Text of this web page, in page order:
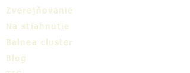
Zverejňovanie
Na stiahnutie
Balnea cluster
Blog